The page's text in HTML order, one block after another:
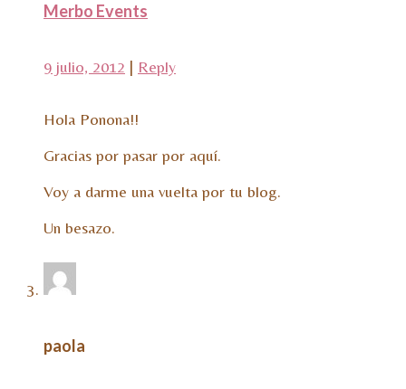
Merbo Events
9 julio, 2012 | Reply
Hola Ponona!!
Gracias por pasar por aquí.
Voy a darme una vuelta por tu blog.
Un besazo.
paola